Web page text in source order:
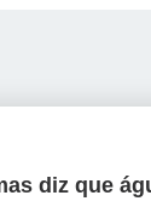
diz que